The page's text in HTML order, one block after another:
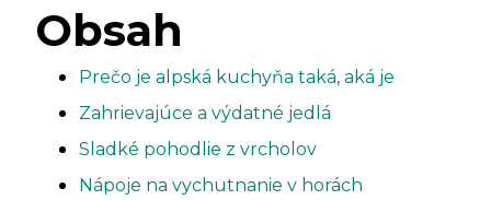
Obsah
Prečo je alpská kuchyňa taká, aká je
Zahrievajúce a výdatné jedlá
Sladké pohodlie z vrcholov
Nápoje na vychutnanie v horách